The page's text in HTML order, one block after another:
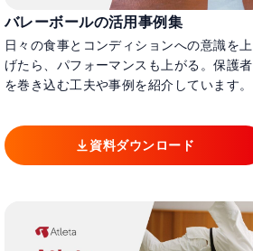
バレーボールの活用事例集
日々の食事とコンディションへの意識を上
げたら、パフォーマンスも上がる。保護者
を巻き込む工夫や事例を紹介しています。
資料ダウンロード